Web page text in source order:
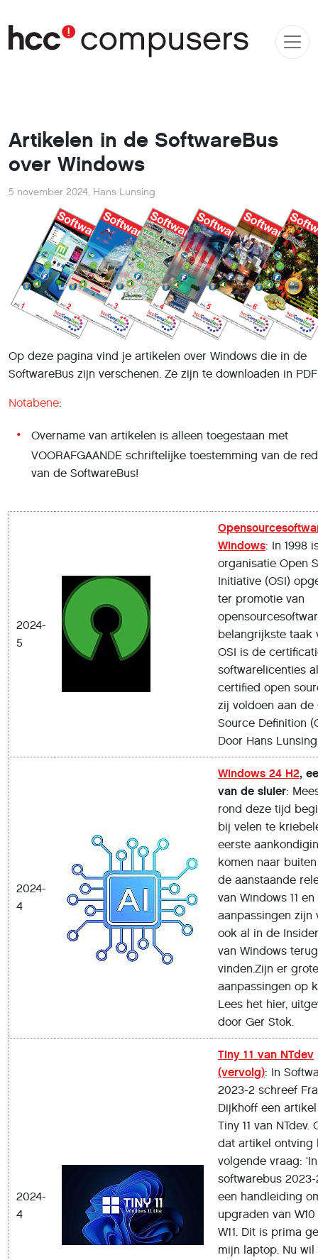
Artikelen in de SoftwareBus
over Windows
5 november 2024, Hans Lunsing
Op deze pagina vind je artikelen over Windows die in de
SoftwareBus zijn verschenen. Ze zijn te downloaden in
Notabene:
Overname van artikelen is alleen toegestaan met
VOORAFGAANDE schriftelĳke toestemming van de
van de SoftwareBus!
2024-
5
Windows: In 1998
organisatie Open
Initiative (OSI)
ter promotie van
belangrijkste taak
OSI is de
softwarelicenties
certified open
zij voldoen aan de
Source Definition
Door Hans
2024-
4
Windows 24 H2,
van de sluier:
rond deze tijd
bij velen te
eerste
komen naar
de aanstaande
van Windows 11
aanpassingen zijn
ook al in de
van Windows
vinden.Zijn er grote
aanpassingen op
Lees het hier,
door Ger Stok.
2024-
4
Tiny 11 van NTdev
(vervolg): In
2023-2 schreef
Dijkhoff een
Tiny 11 van NTdev.
dat artikel ontving
volgende vraag: ‘In
softwarebus
een handleiding
upgraden van
W11. Dit is prima
mijn laptop. Nu wil